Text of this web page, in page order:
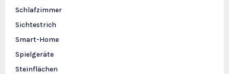
Schlafzimmer
Sichtestrich
Smart-Home
Spielgeräte
Steinflächen